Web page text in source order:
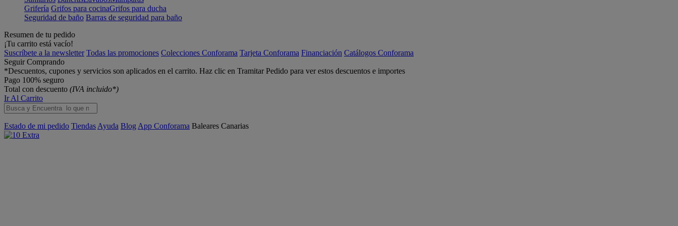
Grifería Grifos para cocinaGrifos para ducha
Seguridad de baño Barras de seguridad para baño
Resumen de tu pedido
¡Tu carrito está vacío!
Suscríbete a la newsletter Todas las promociones Colecciones Conforama Tarjeta Conforama Financiación Catálogos Conforama
Seguir Comprando
*Descuentos, cupones y servicios son aplicados en el carrito. Haz clic en Tramitar Pedido para ver estos descuentos e importes
Pago 100% seguro
Total con descuento (IVA incluido*)
Ir Al Carrito
Estado de mi pedido Tiendas Ayuda Blog App Conforama Baleares Canarias